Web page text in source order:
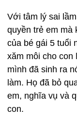
Với tâm lý sai
quyền trẻ em mà
của bé gái 5 tuổi
xăm môi cho con
mình đã sinh ra
làm. Họ đã bỏ
em, nghĩa vụ và
con.